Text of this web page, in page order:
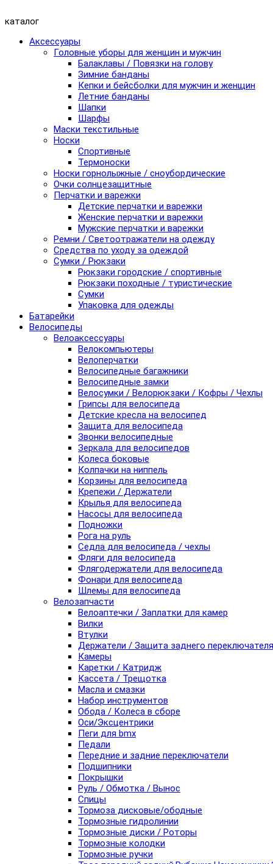
каталог
Аксессуары
Головные уборы для женщин и мужчин
Балаклавы / Повязки на голову
Зимние банданы
Кепки и бейсболки для мужчин и женщин
Летние банданы
Шапки
Шарфы
Маски текстильные
Носки
Спортивные
Термоноски
Носки горнолыжные / сноубордические
Очки солнцезащитные
Перчатки и варежки
Детские перчатки и варежки
Женские перчатки и варежки
Мужские перчатки и варежки
Ремни / Светоотражатели на одежду
Средства по уходу за одеждой
Сумки / Рюкзаки
Рюкзаки городские / спортивные
Рюкзаки походные / туристические
Сумки
Упаковка для одежды
Батарейки
Велосипеды
Велоаксессуары
Велокомпьютеры
Велоперчатки
Велосипедные багажники
Велосипедные замки
Велосумки / Велорюкзаки / Кофры / Чехлы
Грипсы для велосипеда
Детские кресла на велосипед
Защита для велосипеда
Звонки велосипедные
Зеркала для велосипедов
Колеса боковые
Колпачки на ниппель
Корзины для велосипеда
Крепежи / Держатели
Крылья для велосипеда
Насосы для велосипеда
Подножки
Рога на руль
Седла для велосипеда / чехлы
Фляги для велосипеда
Флягодержатели для велосипеда
Фонари для велосипеда
Шлемы для велосипеда
Велозапчасти
Велоаптечки / Заплатки для камер
Вилки
Втулки
Держатели / Защита заднего переключателя
Камеры
Каретки / Катридж
Кассета / Трещотка
Масла и смазки
Набор инструментов
Обода / Колеса в сборе
Оси/Эксцентрики
Пеги для bmx
Педали
Передние и задние переключатели
Подшипники
Покрышки
Руль / Обмотка / Вынос
Спицы
Тормоза дисковые/ободные
Тормозные гидролинии
Тормозные диски / Роторы
Тормозные колодки
Тормозные ручки